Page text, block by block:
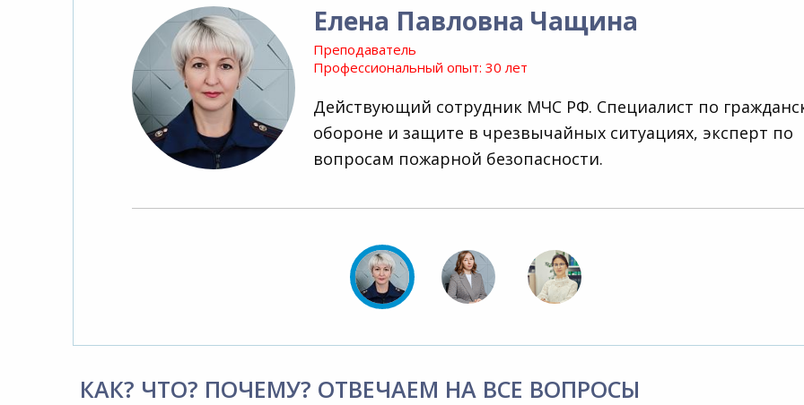
Елена Павловна Чащина
Преподаватель
Профессиональный опыт: 30 лет
Действующий сотрудник МЧС РФ. Специалист по
обороне и защите в чрезвычайных ситуациях, эксперт по
вопросам пожарной безопасности.
КАК? ЧТО? ПОЧЕМУ? ОТВЕЧАЕМ НА ВСЕ ВОПРОСЫ